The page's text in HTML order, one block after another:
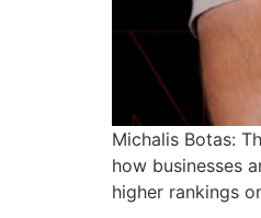
Michalis Botas:
how businesses
higher rankings